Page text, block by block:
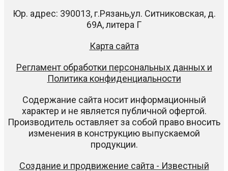
Юр. адрес: 390013, г.Рязань,ул. Ситниковская, д.
69А, литера Г
Карта сайта
Регламент обработки персональных данных и
Политика конфиденциальности
Содержание сайта носит информационный
характер и не является публичной офертой.
Производитель оставляет за собой право вносить
изменения в конструкцию выпускаемой
продукции.
Создание и продвижение сайта - Известный